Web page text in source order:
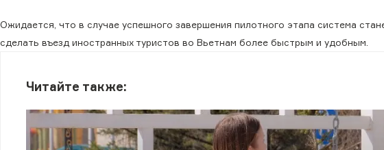
Ожидается, что в случае успешного завершения пилотного этапа система
сделать въезд иностранных туристов во Вьетнам более быстрым и удобным.
Читайте также: